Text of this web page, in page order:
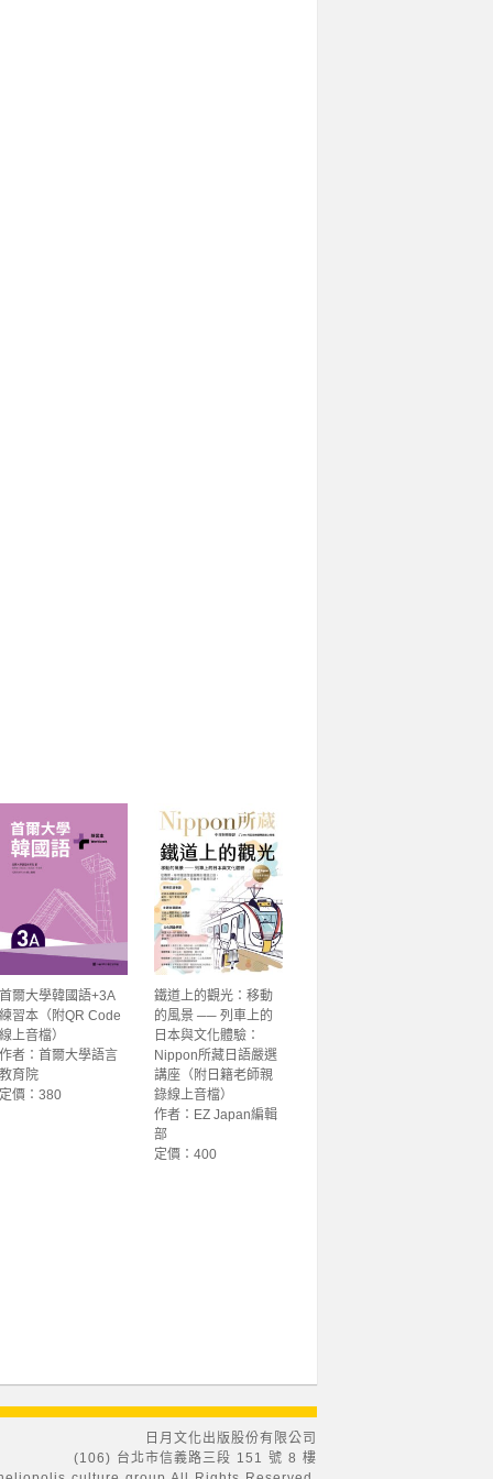
爾大學韓國語+3A
習本（附QR Code
上音檔）
者：首爾大學語言
育院
價：380
鐵道上的觀光：移動
的風景 ── 列車上的
日本與文化體驗：
Nippon所藏日語嚴選
講座（附日籍老師親
錄線上音檔）
作者：EZ Japan編輯
部
定價：400
日月文化出版股份有限公司
(106) 台北市信義路三段 151 號 8 樓